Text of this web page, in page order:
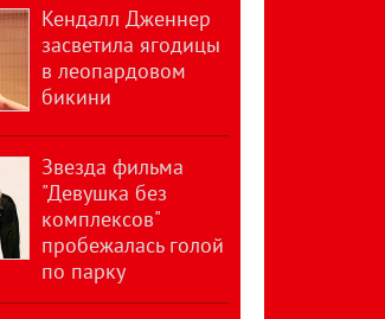
Кендалл Дженнер
засветила ягодицы
в леопардовом
бикини
Звезда фильма
"Девушка без
комплексов"
пробежалась голой
по парку